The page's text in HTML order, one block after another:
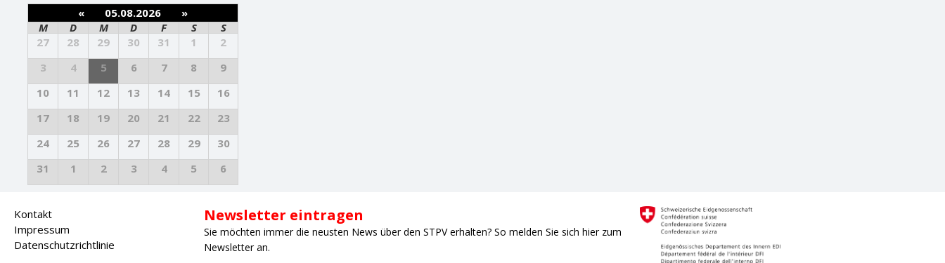
« 05.08.2026
»
M
D M D F S
S
27
28 29 30 31 1
2
3
4 5 6 7 8
9
10
11 12 13 14 15
16
17
18 19 20 21 22
23
24
25 26 27 28 29
30
31
1 2 3 4 5 6
Kontakt
Impressum
Datenschutzrichtlinie
Newsletter eintragen
Sie möchten immer die neusten News über den STPV erhalten? So melden Sie sich hier zum
Newsletter an.